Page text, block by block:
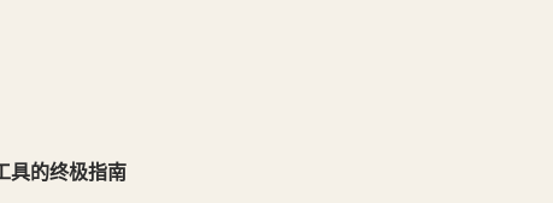
具的终极指南